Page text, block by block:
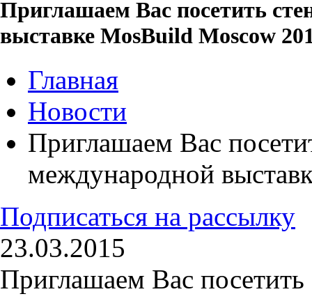
Приглашаем Вас посетить
выставке MosBuild Moscow
Главная
Новости
Приглашаем Вас
международной
Подписаться на рассылку
23.03.2015
Приглашаем Вас посетить